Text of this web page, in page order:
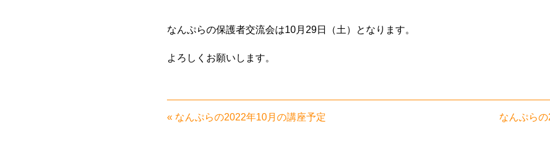
なんぷらの保護者交流会は10月29日（土）となります。
よろしくお願いします。
« なんぷらの2022年10月の講座予定 なんぷら